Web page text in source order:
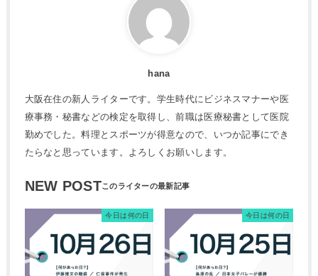
hana
大阪在住の新人ライターです。学生時代にビジネスマナーや医
療事務・秘書などの検定を取得し、前職は医療秘書として医院
勤めでした。料理とスポーツが得意なので、いつか記事にでき
たらなと思っています。よろしくお願いします。
NEW POST
今日は何の日 今日は何の日